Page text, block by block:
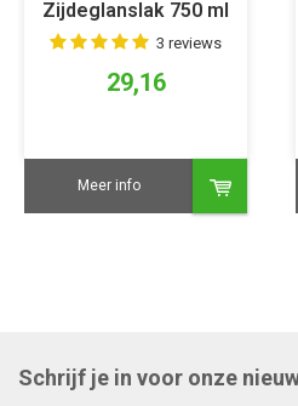
Zijdeglanslak 750 ml
9328 Antiekgroen
3 reviews
29,16
Meer info
Schrijf je in voor onze